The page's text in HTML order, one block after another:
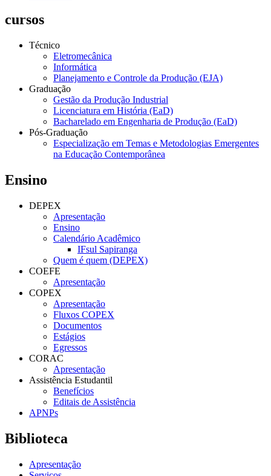
cursos
Técnico
Eletromecânica
Informática
Planejamento e Controle da Produção (EJA)
Graduação
Gestão da Produção Industrial
Licenciatura em História (EaD)
Bacharelado em Engenharia de Produção (EaD)
Pós-Graduação
Especialização em Temas e Metodologias Emergentes
na Educação Contemporânea
Ensino
DEPEX
Apresentação
Ensino
Calendário Acadêmico
IFsul Sapiranga
Quem é quem (DEPEX)
COEFE
Apresentação
COPEX
Apresentação
Fluxos COPEX
Documentos
Estágios
Egressos
CORAC
Apresentação
Assistência Estudantil
Benefícios
Editais de Assistência
APNPs
Biblioteca
Apresentação